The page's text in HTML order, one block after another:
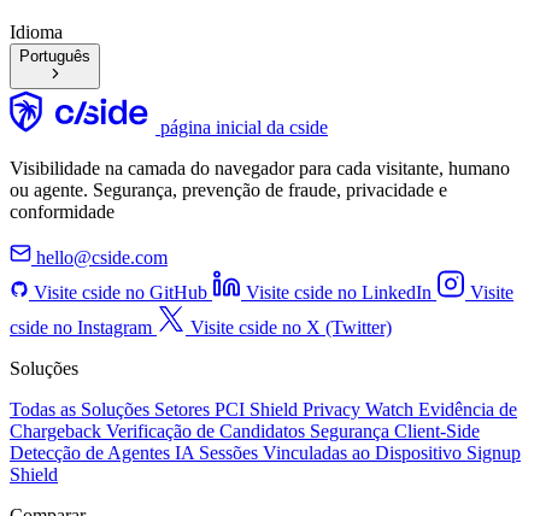
Idioma
Português
página inicial da cside
Visibilidade na camada do navegador para cada visitante, humano
ou agente. Segurança, prevenção de fraude, privacidade e
conformidade
hello@cside.com
Visite cside no GitHub
Visite cside no LinkedIn
Visite
cside no Instagram
Visite cside no X (Twitter)
Soluções
Todas as Soluções Setores PCI Shield Privacy Watch Evidência de
Chargeback Verificação de Candidatos Segurança Client-Side
Detecção de Agentes IA Sessões Vinculadas ao Dispositivo Signup
Shield